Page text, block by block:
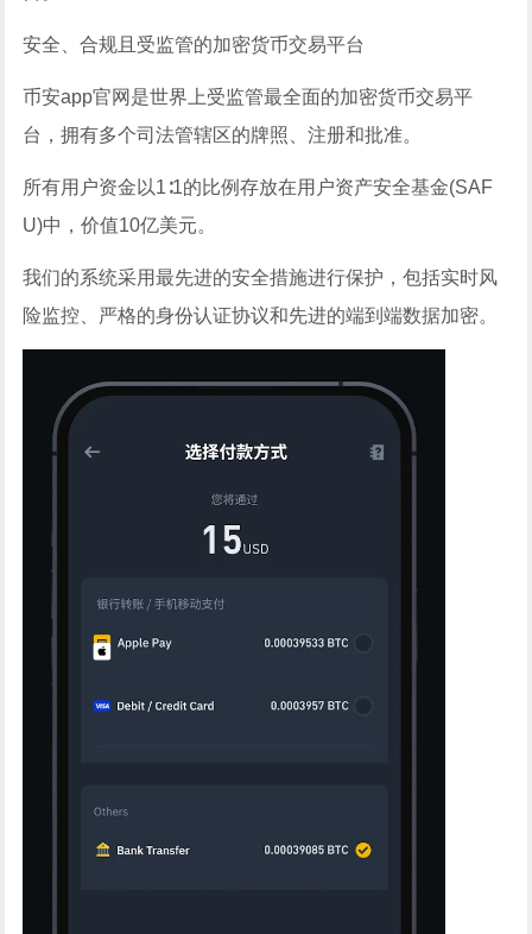
安全、合规且受监管的加密货币交易平台
币安app官网是世界上受监管最全面的加密货币交易平
台，拥有多个司法管辖区的牌照、注册和批准。
所有用户资金以1∶1的比例存放在用户资产安全基金(SAF
U)中，价值10亿美元。
我们的系统采用最先进的安全措施进行保护，包括实时风
险监控、严格的身份认证协议和先进的端到端数据加密。